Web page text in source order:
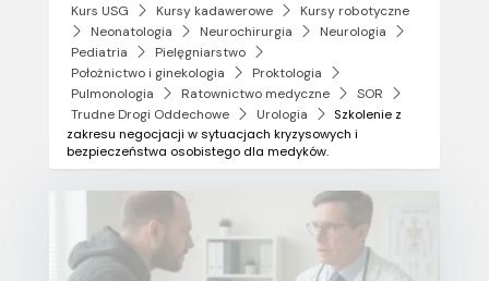
Kurs USG
Kursy kadawerowe
Kursy robotyczne
Neonatologia
Neurochirurgia
Neurologia
Pediatria
Pielęgniarstwo
Położnictwo i ginekologia
Proktologia
Pulmonologia
Ratownictwo medyczne
SOR
Trudne Drogi Oddechowe
Urologia
Szkolenie z
zakresu negocjacji w sytuacjach kryzysowych i
bezpieczeństwa osobistego dla medyków.